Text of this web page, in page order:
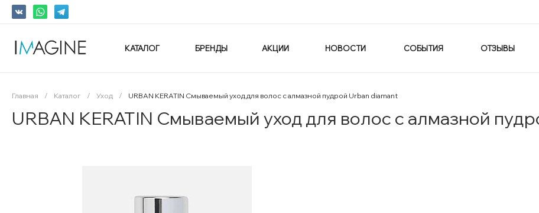
КАТАЛОГ БРЕНДЫ АКЦИИ НОВОСТИ СОБЫТИЯ ОТЗЫВЫ
Главная / Каталог / Уход / URBAN KERATIN Смываемый уход для волос с алмазной пудрой Urban diamant
URBAN KERATIN Смываемый уход для волос с алмазной